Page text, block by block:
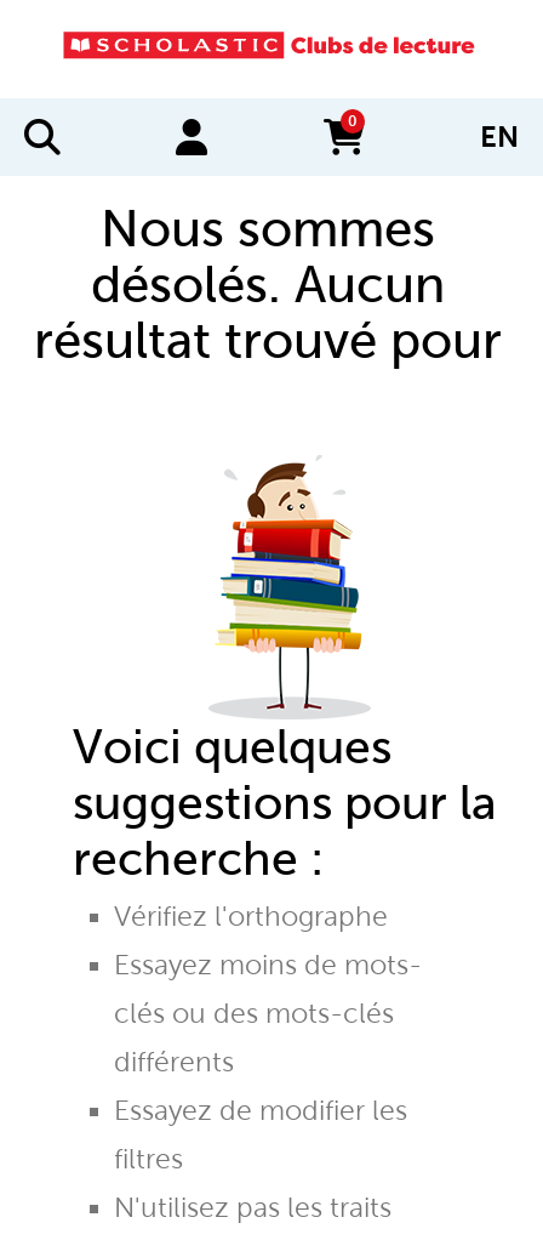
0
items in cart EN
Nous sommes
désolés. Aucun
résultat trouvé pour
Voici quelques
suggestions pour la
recherche :
Vérifiez l'orthographe
Essayez moins de mots-
clés ou des mots-clés
différents
Essayez de modifier les
filtres
N'utilisez pas les traits